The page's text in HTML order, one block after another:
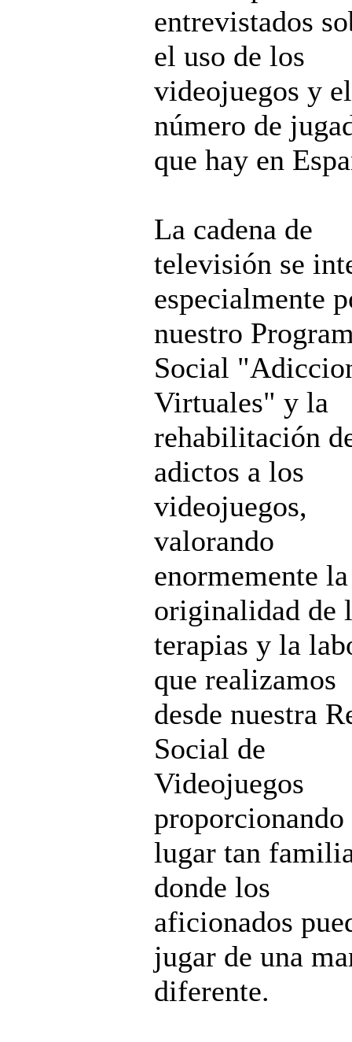
entrevistados
el uso de los
videojuegos y el
número de
que hay en
La cadena de
televisión se
especialmente
nuestro
Social
Virtuales" y la
rehabilitación
adictos a los
videojuegos,
valorando
enormemente la
originalidad de
terapias y la
que realizamos
desde nuestra
Social de
Videojuegos
proporcionando
lugar tan
donde los
aficionados
jugar de una
diferente.